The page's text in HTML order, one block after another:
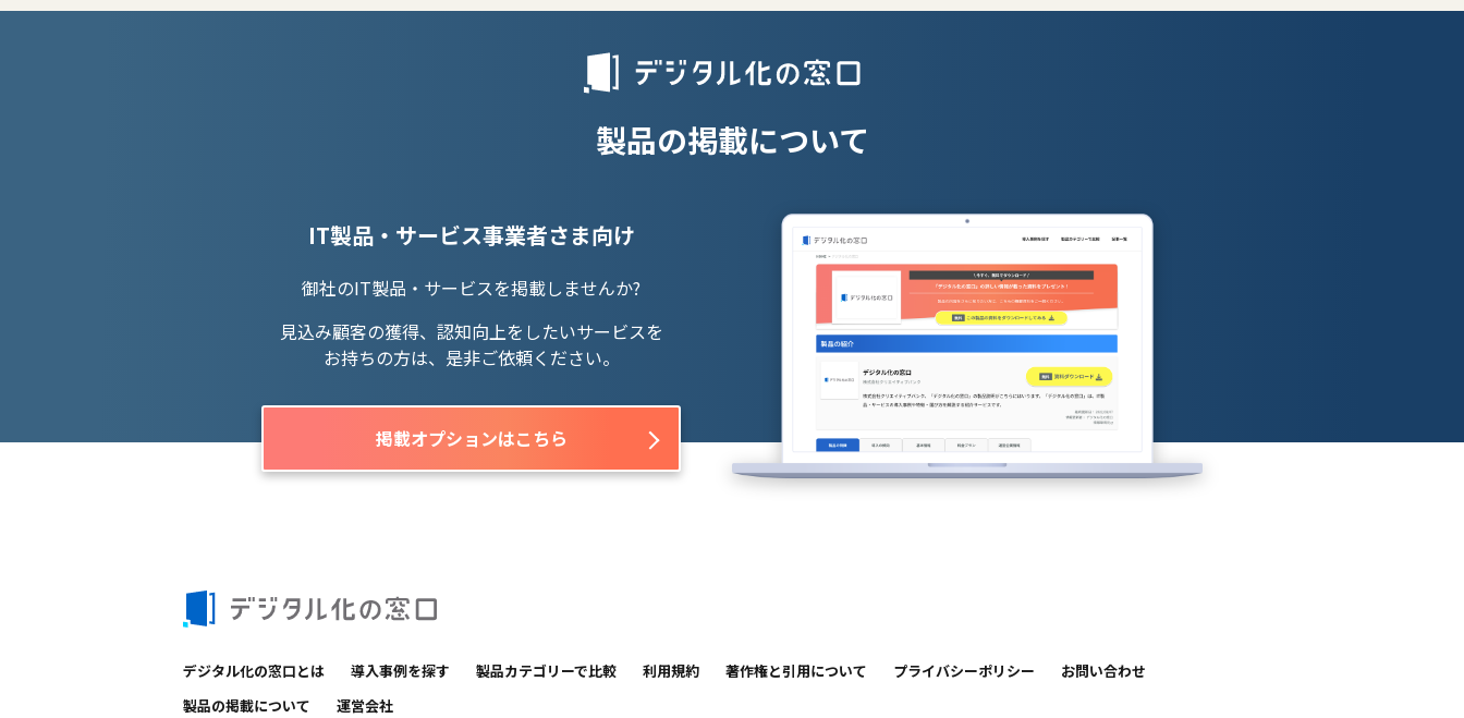
製品の掲載について
IT製品・サービス事業者さま向け
御社のIT製品・サービスを掲載しませんか?
見込み顧客の獲得、認知向上をしたいサービスを
お持ちの方は、是非ご依頼ください。
掲載オプションはこちら
デジタル化の窓口とは 導入事例を探す 製品カテゴリーで比較 利用規約 著作権と引用について プライバシーポリシー
お問い合わせ
製品の掲載について
運営会社